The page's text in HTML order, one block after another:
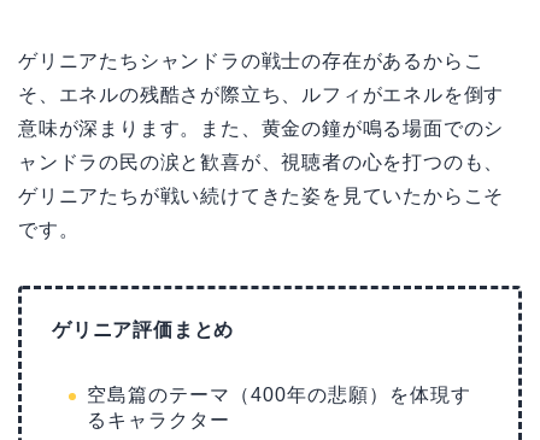
ゲリニアたちシャンドラの戦士の存在があるからこ
そ、エネルの残酷さが際立ち、ルフィがエネルを倒す
意味が深まります。また、黄金の鐘が鳴る場面でのシ
ャンドラの民の涙と歓喜が、視聴者の心を打つのも、
ゲリニアたちが戦い続けてきた姿を見ていたからこそ
です。
ゲリニア評価まとめ
空島篇のテーマ（400年の悲願）を体現す
るキャラクター